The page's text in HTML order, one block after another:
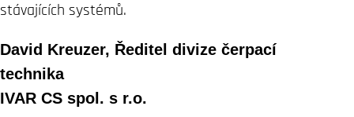
stávajících systémů.
David Kreuzer, Ředitel divize čerpací
technika
IVAR CS spol. s r.o.